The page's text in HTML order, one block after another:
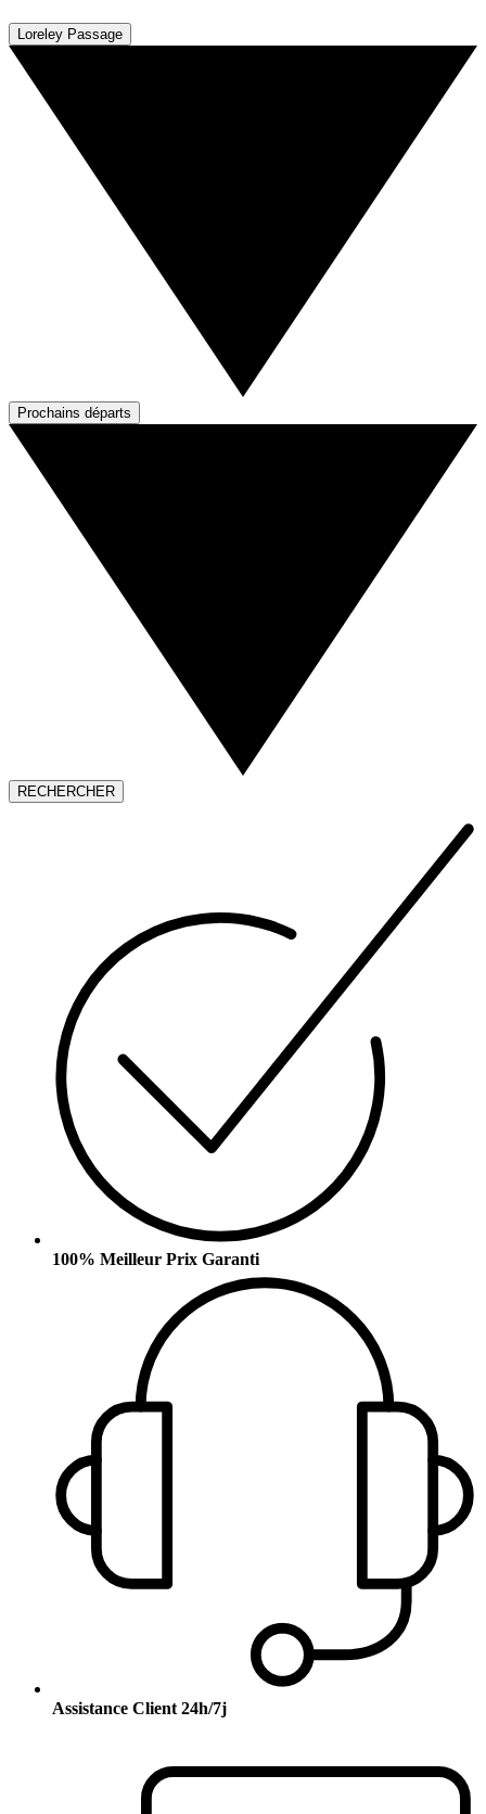
Loreley Passage
Prochains départs
RECHERCHER
100% Meilleur Prix Garanti
Assistance Client 24h/7j